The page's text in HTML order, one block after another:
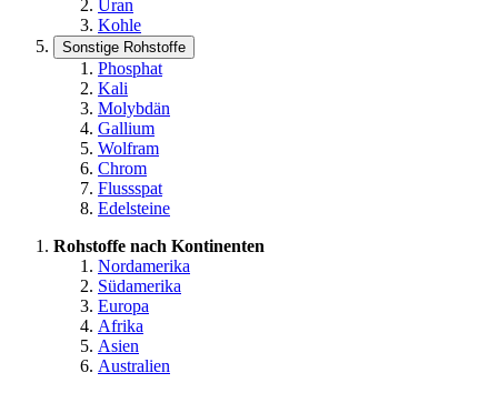
Uran
Kohle
Sonstige Rohstoffe
Phosphat
Kali
Molybdän
Gallium
Wolfram
Chrom
Flussspat
Edelsteine
Rohstoffe nach Kontinenten
Nordamerika
Südamerika
Europa
Afrika
Asien
Australien